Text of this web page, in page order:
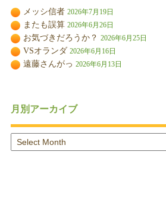
メッシ信者 2026年7月19日
またも誤算 2026年6月26日
お気づきだろうか？ 2026年6月25日
VSオランダ 2026年6月16日
遠藤さんがっ 2026年6月13日
月別アーカイブ